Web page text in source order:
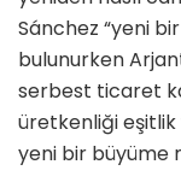
Sánchez “yeni
bulunurken
serbest ticaret
üretkenliği
yeni bir büyüme